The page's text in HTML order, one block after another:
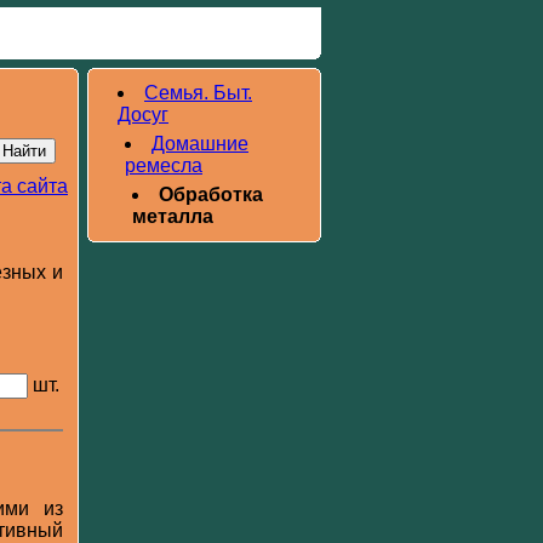
сайта
и
шт.
из
Семья. Быт.
Досуг
Домашние
ремесла
Обработка
металла